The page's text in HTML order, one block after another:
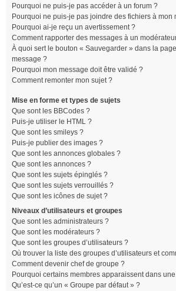
Pourquoi ne puis-je pas accéder à un forum ?
Pourquoi ne puis-je pas joindre des fichiers à mon
Pourquoi ai-je reçu un avertissement ?
Comment rapporter des messages à un
À quoi sert le bouton « Sauvegarder » dans la
message ?
Pourquoi mon message doit être validé ?
Comment remonter mon sujet ?
Mise en forme et types de sujets
Que sont les BBCodes ?
Puis-je utiliser le HTML ?
Que sont les smileys ?
Puis-je publier des images ?
Que sont les annonces globales ?
Que sont les annonces ?
Que sont les sujets épinglés ?
Que sont les sujets verrouillés ?
Que sont les icônes de sujet ?
Niveaux d’utilisateurs et groupes
Que sont les administrateurs ?
Que sont les modérateurs ?
Que sont les groupes d’utilisateurs ?
Où trouver la liste des groupes d’utilisateurs et
Comment devenir chef de groupe ?
Pourquoi certains membres apparaissent dans
Qu’est-ce qu’un « Groupe par défaut » ?